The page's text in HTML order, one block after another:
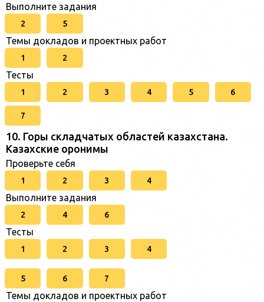
Выполните задания
2 5
Темы докладов и проектных работ
1 2
Тесты
1 2 3 4 5 6
7
10. Горы складчатых областей казахстана.
Казахские оронимы
Проверьте себя
1 2 3 4
Выполните задания
2 4 6
Тесты
1 2 3 4
5 6 7
Темы докладов и проектных работ